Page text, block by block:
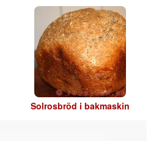
Solrosbröd i bakmaskin